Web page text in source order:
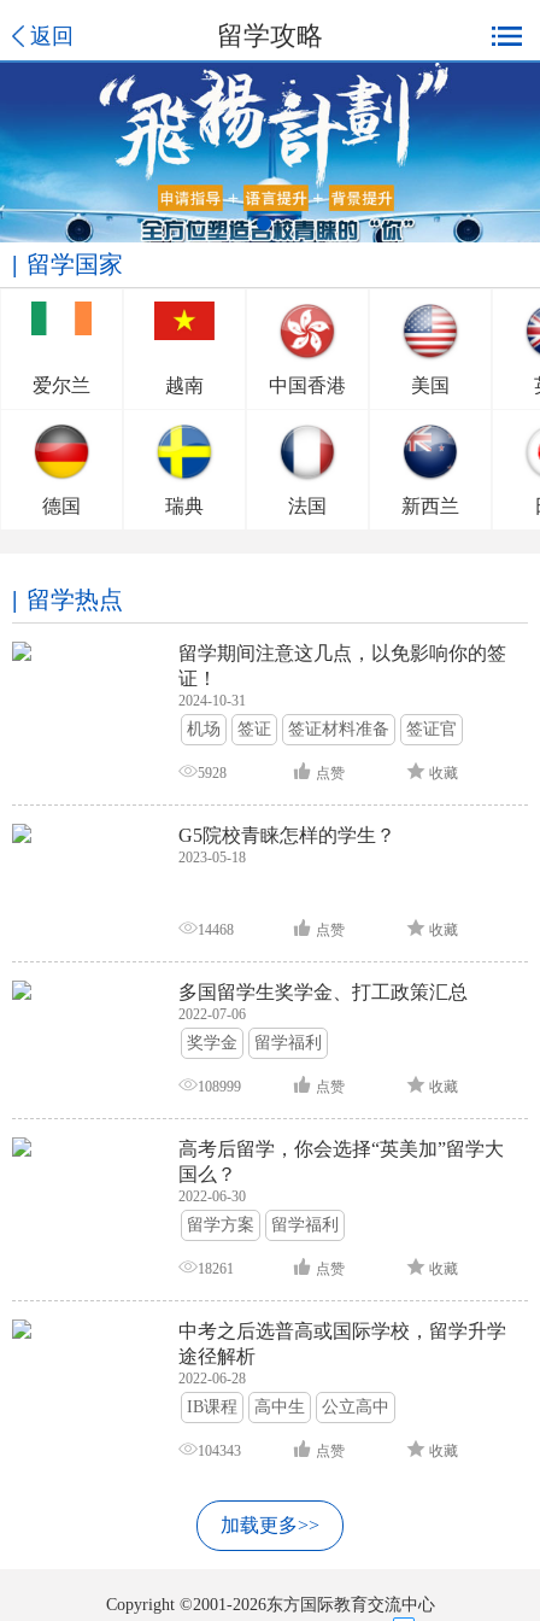
返回 留学攻略
留学国家
爱尔兰 越南 中国香港 美国
德国 瑞典 法国 新西兰
留学热点
留学期间注意这几点，以免影响你的签
证！
2024-10-31
机场 签证 签证材料准备 签证官
签证面试 签证申请攻略
5928 点赞 收藏
G5院校青睐怎样的学生？
2023-05-18
14468 点赞 收藏
多国留学生奖学金、打工政策汇总
2022-07-06
奖学金 留学福利
108999 点赞 收藏
高考后留学，你会选择“英美加”留学大
国么？
2022-06-30
留学方案 留学福利
18261 点赞 收藏
中考之后选普高或国际学校，留学升学
途径解析
2022-06-28
IB课程 高中生 公立高中
104343 点赞 收藏
加载更多>>
Copyright ©2001-2026东方国际教育交流中心